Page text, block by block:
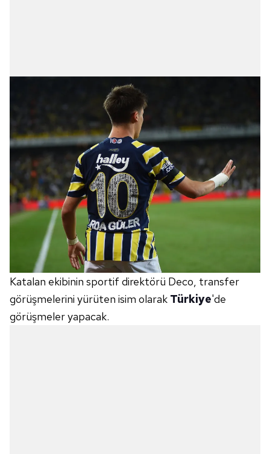
ziyaret edebilirsiniz.
6698 sayılı Kişisel Verilerin Korunması Kanunu uyarınca
hazırlanmış Aydınlatma Metnimizi okumak ve sitemizde
ilgili mevzuata uygun olarak kullanılan çerezlerle ilgili bilgi
almak için lütfentıklayınız.
Katalan ekibinin sportif direktörü Deco, transfer
görüşmelerini yürüten isim olarak Türkiye'de
görüşmeler yapacak.